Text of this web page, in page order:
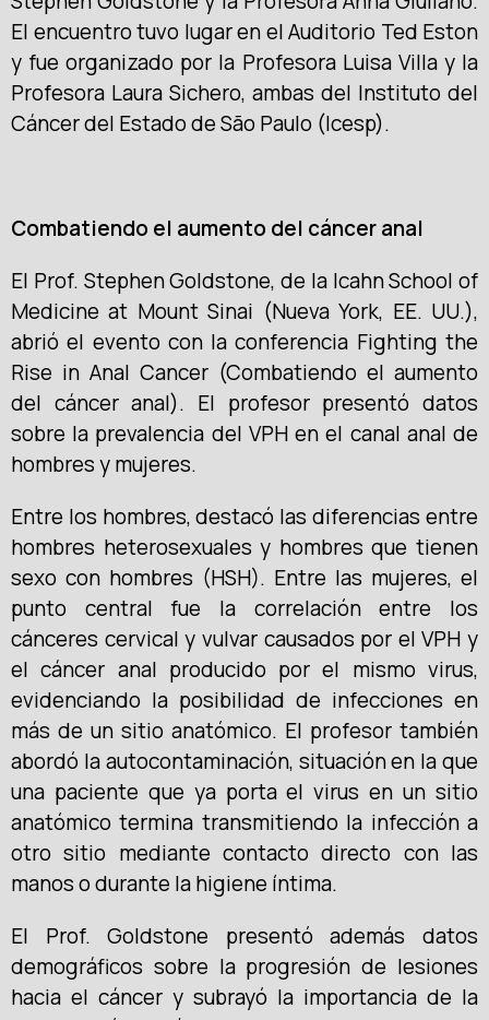
El encuentro tuvo lugar en el Auditorio Ted Eston
y fue organizado por la Profesora Luisa Villa y la
Profesora Laura Sichero, ambas del Instituto del
Cáncer del Estado de São Paulo (Icesp).
Combatiendo el aumento del cáncer anal
El Prof. Stephen Goldstone, de la Icahn School of
Medicine at Mount Sinai (Nueva York, EE. UU.),
abrió el evento con la conferencia Fighting the
Rise in Anal Cancer (Combatiendo el aumento
del cáncer anal). El profesor presentó datos
sobre la prevalencia del VPH en el canal anal de
hombres y mujeres.
Entre los hombres, destacó las diferencias entre
hombres heterosexuales y hombres que tienen
sexo con hombres (HSH). Entre las mujeres, el
punto central fue la correlación entre los
cánceres cervical y vulvar causados por el VPH y
el cáncer anal producido por el mismo virus,
evidenciando la posibilidad de infecciones en
más de un sitio anatómico. El profesor también
abordó la autocontaminación, situación en la que
una paciente que ya porta el virus en un sitio
anatómico termina transmitiendo la infección a
otro sitio mediante contacto directo con las
manos o durante la higiene íntima.
El Prof. Goldstone presentó además datos
demográficos sobre la progresión de lesiones
hacia el cáncer y subrayó la importancia de la